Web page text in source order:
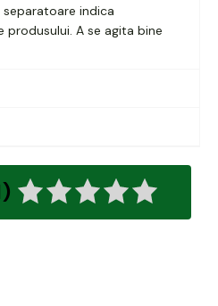
indica
A se agita bine